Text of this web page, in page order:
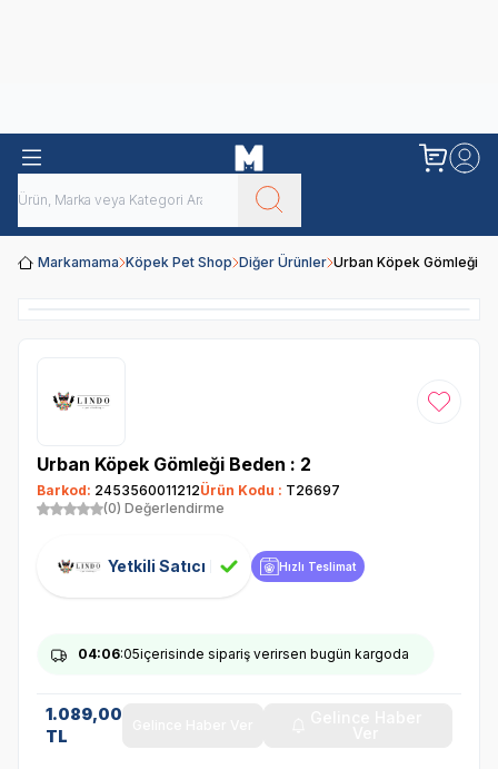
Markamama Köpek Pet Shop Diğer Ürünler Urban Köpek Gömleği
Favoriye
Urban Köpek Gömleği Beden : 2
Barkod: 2453560011212Ürün Kodu : T26697
(0) Değerlendirme
Yetkili Satıcı Hızlı Teslimat
04:06:05içerisinde sipariş verirsen bugün kargoda
1.089,00
TL